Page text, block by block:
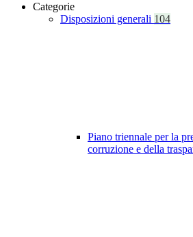
Categorie
Disposizioni generali 104
Piano triennale per la
corruzione e della